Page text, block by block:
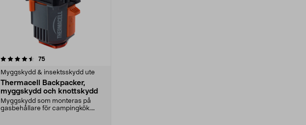
75recensioner
Myggskydd & insektsskydd ute
Thermacell Backpacker,
myggskydd och knottskydd
Myggskydd som monteras på
gasbehållare för campingkök.